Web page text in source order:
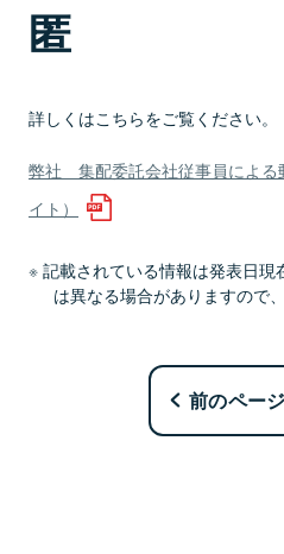
匿
詳しくはこちらをご覧ください。
弊社 集配委託会社従事員による
イト）
記載されている情報は発表日現
は異なる場合がありますので
前のペー